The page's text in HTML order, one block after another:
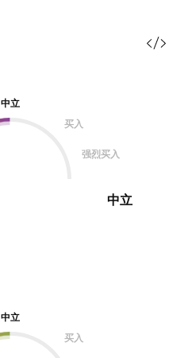
中立
买入
强烈买入
中立
中立
买入